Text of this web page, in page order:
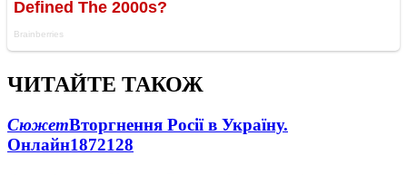
ЧИТАЙТЕ ТАКОЖ
СюжетВторгнення Росії в Україну.
Онлайн1872128